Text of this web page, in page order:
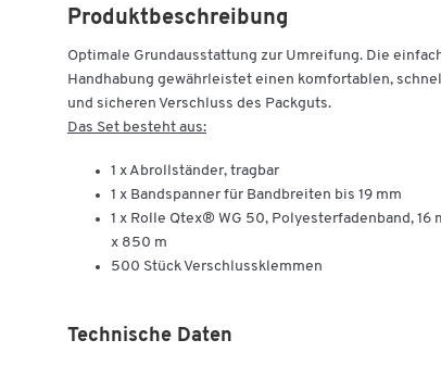
Produktbeschreibung
Optimale Grundausstattung zur Umreifung. Die
Handhabung gewährleistet einen komfortablen,
und sicheren Verschluss des Packguts.
Das Set besteht aus:
1 x Abrollständer, tragbar
1 x Bandspanner für Bandbreiten bis 19 mm
1 x Rolle Qtex® WG 50, Polyesterfadenband, 16
x 850 m
500 Stück Verschlussklemmen
Technische Daten